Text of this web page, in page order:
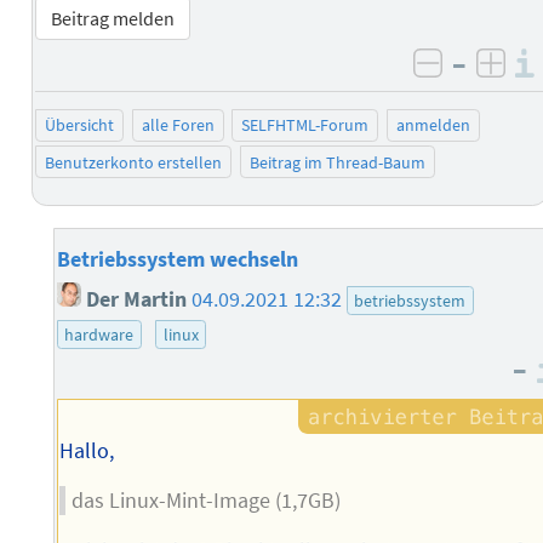
Beitrag melden
negativ
–
Übersicht alle Foren SELFHTML-Forum
anmelden
Benutzerkonto erstellen
Beitrag im Thread-Baum
Betriebssystem wechseln
Der Martin04.09.2021 12:32
betriebssystem
hardware
linux
–
Hallo,
das Linux-Mint-Image (1,7GB)